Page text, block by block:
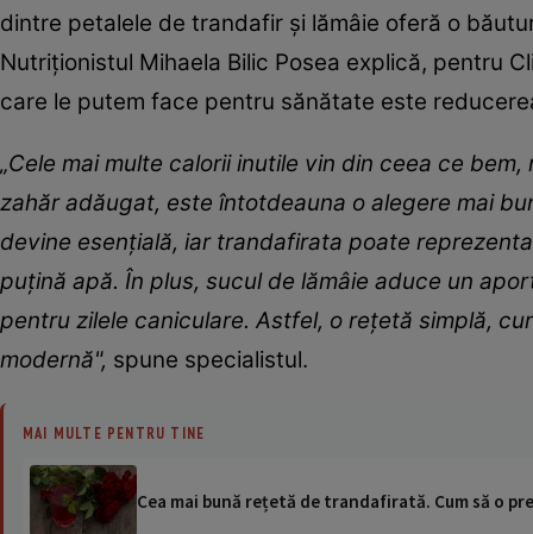
dintre petalele de trandafir și lămâie oferă o
Nutriționistul Mihaela Bilic Posea explică, pentru
care le putem face pentru sănătate este
„Cele mai multe calorii inutile vin din ceea ce
zahăr adăugat, este întotdeauna o alegere mai
devine esențială, iar trandafirata poate
puțină apă. În plus, sucul de lămâie aduce un
pentru zilele caniculare. Astfel, o rețetă simplă,
modernă", spune specialistul.
MAI MULTE PENTRU TINE
Cea mai bună rețetă de trandafirată. Cum să o